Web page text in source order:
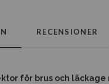
RECENSIONER
för brus och